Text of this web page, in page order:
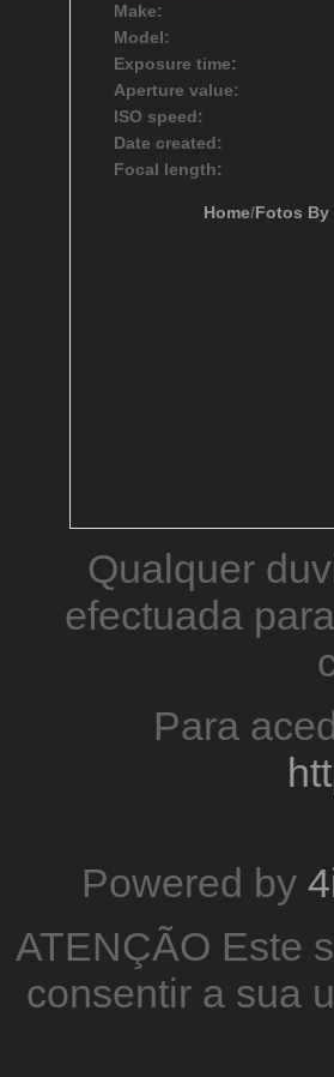
Make:
Model:
Exposure time:
Aperture value:
ISO speed:
Date created:
Focal length:
Home/Fotos By
Qualquer
efectuada
Para
Powered by
ATENÇÃO Este
consentir a sua